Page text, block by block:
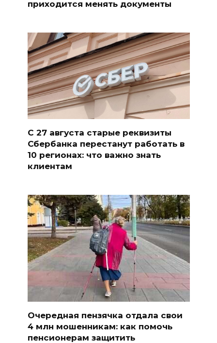
приходится менять документы
С 27 августа старые реквизиты
Сбербанка перестанут работать в
10 регионах: что важно знать
клиентам
Очередная пензячка отдала свои
4 млн мошенникам: как помочь
пенсионерам защитить